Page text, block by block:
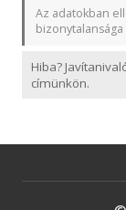
Az adatokban
bizonytalansága
Hiba?
címünkön.